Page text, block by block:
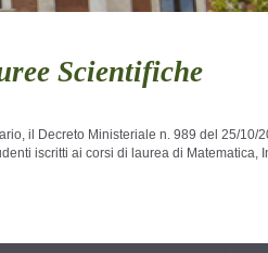
Scientifiche
il Decreto Ministeriale n. 989 del 25/
iscritti ai corsi di laurea di Matematica,